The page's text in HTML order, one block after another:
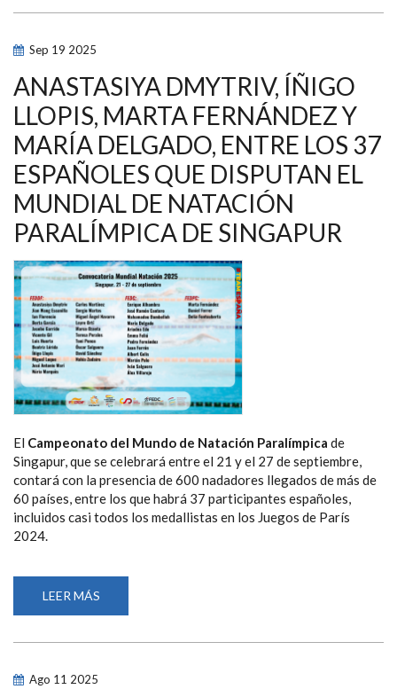
MARÍA
Y
TASY
PLATA
EN
EL
SEGUNDO
DÍA
DEL
DE
NATACIÓN
PARALÍMPICA
Sep 19 2025
ANASTASIYA DMYTRIV, ÍÑIGO
LLOPIS, MARTA FERNÁNDEZ Y
MARÍA DELGADO, ENTRE LOS 37
ESPAÑOLES QUE DISPUTAN EL
MUNDIAL DE NATACIÓN
PARALÍMPICA DE SINGAPUR
El Campeonato del Mundo de Natación Paralímpica de
Singapur, que se celebrará entre el 21 y el 27 de septiembre,
contará con la presencia de 600 nadadores llegados de más de
60 países, entre los que habrá 37 participantes españoles,
incluidos casi todos los medallistas en los Juegos de París
2024.
LEER MÁS
DMYTRIV,
LLOPIS,
Ago 11 2025